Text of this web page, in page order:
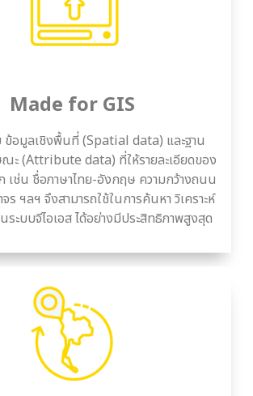
Made for GIS
ข้อมูลเชิงพื้นที่ (Spatial data) และฐาน
(Attribute data) ที่ให้รายละเอียดของ
เช่น ชื่อภาษาไทย-อังกฤษ ความกว้างถนน
ร ฯลฯ จึงสามารถใช้ในการค้นหา วิเคราะห์
ระบบจีไอเอส ได้อย่างมีประสิทธิภาพสูงสุด